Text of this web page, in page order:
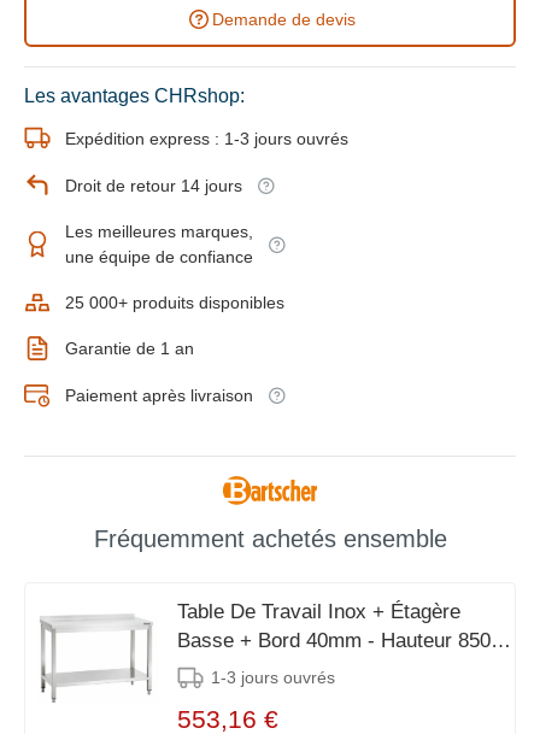
Demande de devis
Les avantages CHRshop:
Expédition express : 1-3 jours ouvrés
Droit de retour 14 jours
Les meilleures marques,
une équipe de confiance
25 000+ produits disponibles
Garantie de 1 an
Paiement après livraison
Fréquemment achetés ensemble
Table De Travail Inox + Étagère
Basse + Bord 40mm - Hauteur 850-
900mm - 2000(L)x600(P)mm
1-3 jours ouvrés
553,16 €